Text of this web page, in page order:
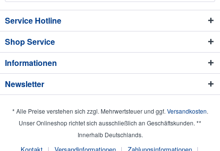
Service Hotline
Shop Service
Informationen
Newsletter
* Alle Preise verstehen sich zzgl. Mehrwertsteuer und ggf. Versandkosten.
Unser Onlineshop richtet sich ausschließlich an Geschäftskunden. **
Innerhalb Deutschlands.